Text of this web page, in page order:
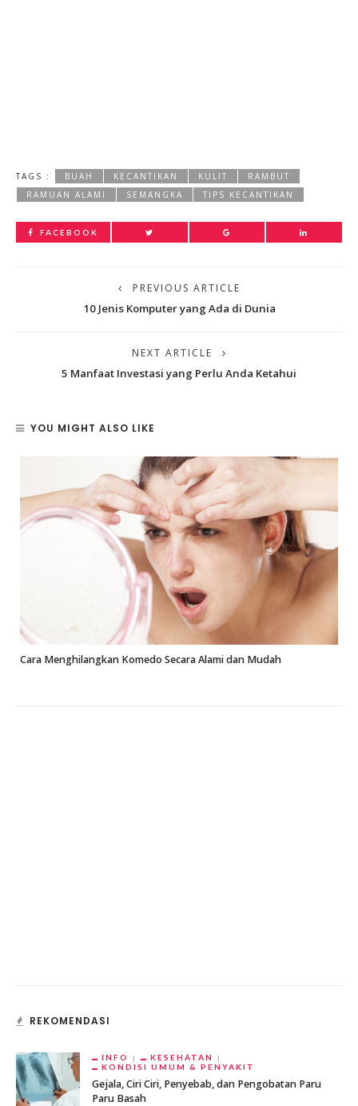
TAGS : BUAH KECANTIKAN KULIT
RAMBUT
RAMUAN ALAMI
SEMANGKA TIPS KECANTIKAN
FACEBOOK
PREVIOUS ARTICLE
10 Jenis Komputer yang Ada di Dunia
NEXT ARTICLE
5 Manfaat Investasi yang Perlu Anda Ketahui
YOU MIGHT ALSO LIKE
Cara Menghilangkan Komedo Secara Alami dan Mudah
REKOMENDASI
INFO
KESEHATAN
KONDISI UMUM & PENYAKIT
Gejala, Ciri Ciri, Penyebab, dan Pengobatan Paru
Paru Basah